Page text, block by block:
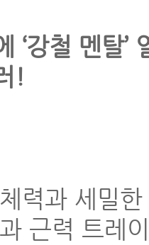
‘강철 멘탈
!
력과 세밀
근력 트레